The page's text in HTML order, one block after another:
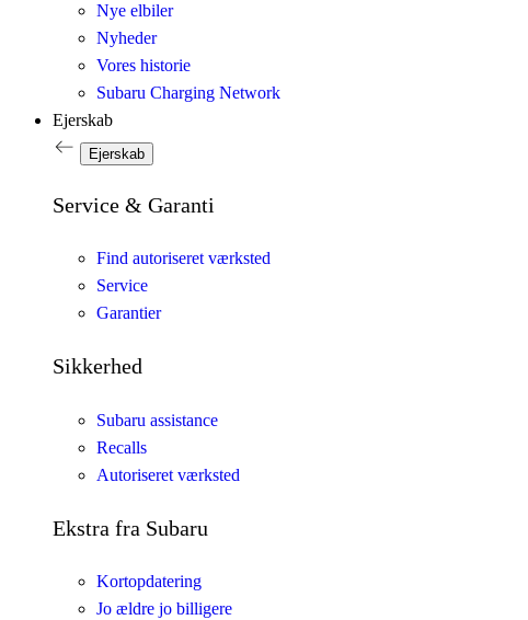
Nye elbiler
Nyheder
Vores historie
Subaru Charging Network
Ejerskab
Ejerskab
Service & Garanti
Find autoriseret værksted
Service
Garantier
Sikkerhed
Subaru assistance
Recalls
Autoriseret værksted
Ekstra fra Subaru
Kortopdatering
Jo ældre jo billigere